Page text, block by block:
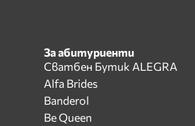
За абитуриенти
Сватбен Бутик ALEGRA
Alfa Brides
Banderol
Be Queen